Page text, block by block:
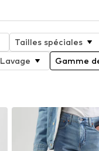
Tailles spéciales
Lavage Gamme